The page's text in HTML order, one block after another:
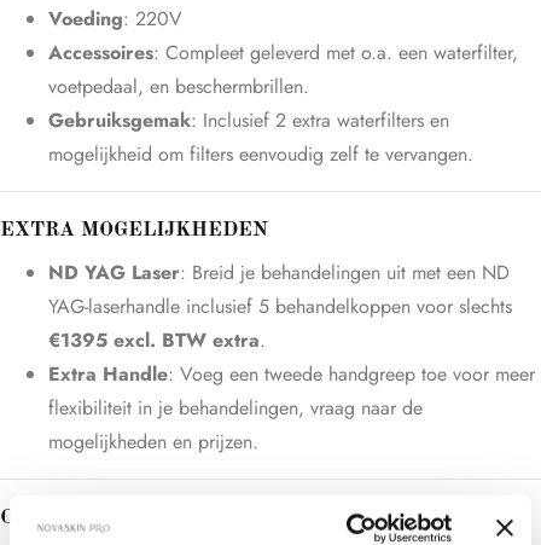
Voeding: 220V
Accessoires: Compleet geleverd met o.a. een waterfilter,
voetpedaal, en beschermbrillen.
Gebruiksgemak: Inclusief 2 extra waterfilters en
mogelijkheid om filters eenvoudig zelf te vervangen.
EXTRA MOGELIJKHEDEN
ND YAG Laser: Breid je behandelingen uit met een ND
YAG-laserhandle inclusief 5 behandelkoppen voor slechts
€1395 excl. BTW extra.
Extra Handle: Voeg een tweede handgreep toe voor meer
flexibiliteit in je behandelingen, vraag naar de
mogelijkheden en prijzen.
ONDERSTEUNING